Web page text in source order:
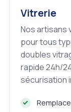
Vitrerie
Nos artisans
pour tous
doubles
rapide 24h/
sécurisation